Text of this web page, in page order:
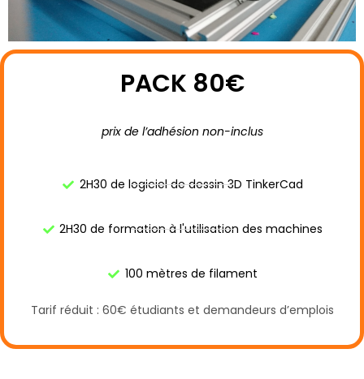
PACK 80€
prix de l’adhésion non-inclus
2H30 de logiciel de dessin 3D TinkerCad
2H30 de formation à l'utilisation des machines
100 mètres de filament
Tarif réduit : 60€ étudiants et demandeurs d’emplois